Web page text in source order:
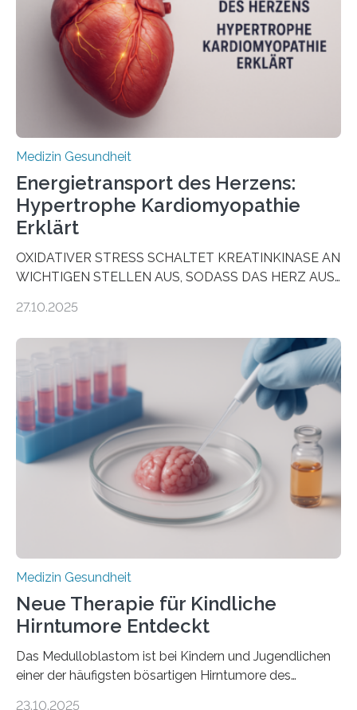
wirken. Dabei wurde ein Eiweiß identifiziert, das künftig
als Biomarker für die Wahl der passenden Therapie
dienen könnte. Darmkrebs zählt weltweit zu den
häufigsten Krebsarten und stellt…
Medizin Gesundheit
Energietransport des Herzens:
Hypertrophe Kardiomyopathie
Erklärt
OXIDATIVER STRESS SCHALTET KREATINKINASE AN
WICHTIGEN STELLEN AUS, SODASS DAS HERZ AUS
aus dem Deutschen Zentrum für Herzinsuffizienz
im Journal Circulation, warum der Energietransport bei
der Hypertrophen Kardiomyopathie (HCM) versagen
kann und wie sich durch eine Verringerung der
Herzbelastung und des oxidativen Stresses
Rhythmusstörungen reduzieren lassen. Würzburg. Die
hypertrophe Kardiomyopathie (HCM) ist die häufigste
erblich bedingte Herzerkrankung. Sie führt dazu, dass
sich die linke Herzkammer verdickt, der Herzmuskel zu
stark kontrahiert…
27.10.2025
Medizin Gesundheit
Neue Therapie für Kindliche
Hirntumore Entdeckt
Das Medulloblastom ist bei Kindern und Jugendlichen
einer der häufigsten bösartigen Hirntumore des
23.10.2025